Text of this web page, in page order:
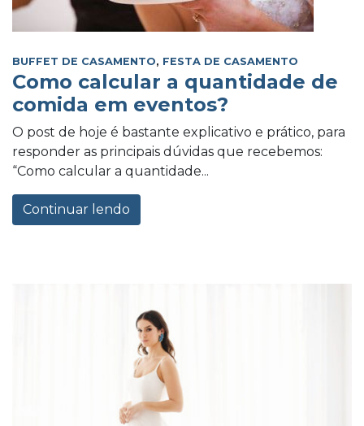
BUFFET DE CASAMENTO, FESTA DE CASAMENTO
Como calcular a quantidade de
comida em eventos?
O post de hoje é bastante explicativo e prático, para
responder as principais dúvidas que recebemos:
“Como calcular a quantidade...
Continuar lendo